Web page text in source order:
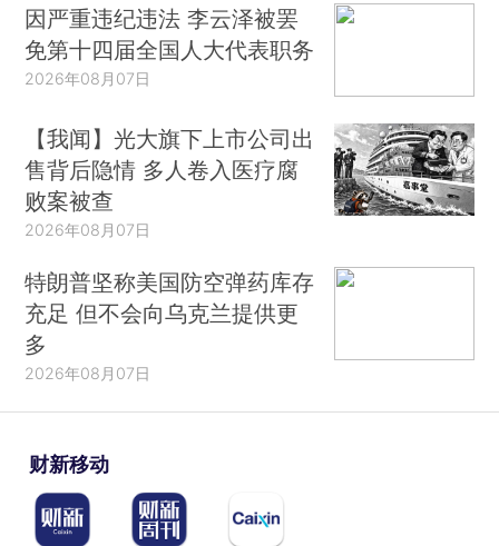
因严重违纪违法 李云泽被罢
免第十四届全国人大代表职务
2026年08月07日
【我闻】光大旗下上市公司出
售背后隐情 多人卷入医疗腐
败案被查
2026年08月07日
特朗普坚称美国防空弹药库存
充足 但不会向乌克兰提供更
多
2026年08月07日
财新移动